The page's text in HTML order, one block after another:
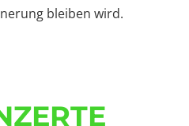
bleiben wird.